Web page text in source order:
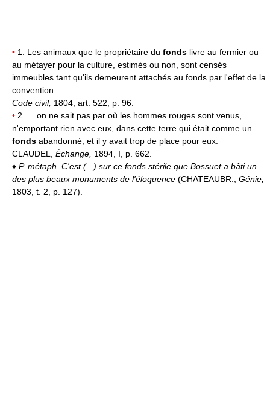
• 1. Les animaux que le propriétaire du fonds livre au fermier ou
au métayer pour la culture, estimés ou non, sont censés
immeubles tant qu'ils demeurent attachés au fonds par l'effet de la
convention.
Code civil, 1804, art. 522, p. 96.
• 2. ... on ne sait pas par où les hommes rouges sont venus,
n'emportant rien avec eux, dans cette terre qui était comme un
fonds abandonné, et il y avait trop de place pour eux.
CLAUDEL, Échange, 1894, I, p. 662.
♦ P. métaph. C'est (...) sur ce fonds stérile que Bossuet a bâti un
des plus beaux monuments de l'éloquence (CHATEAUBR., Génie,
1803, t. 2, p. 127).